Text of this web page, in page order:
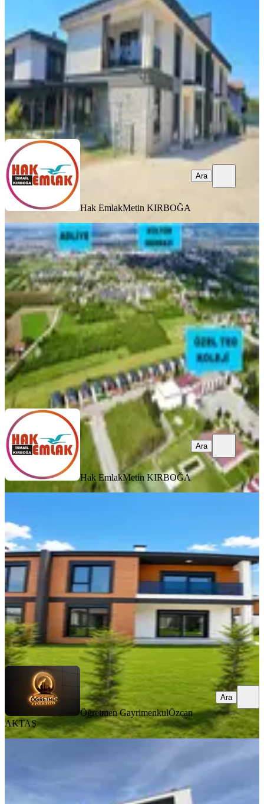
Düzce, Merkez
4+1·180 m² 29.06.2026
49.500 ₺
Hak Emlak Metin KIRBOĞA
Ara
Hak EmlakMetin KIRBOĞA
Ara
SIFIR BİNA
Hak Emlak'tan 429m² Arsa Üzerinde
Tam Müstakil 4+1 Lüks Villa
Düzce, Merkez
4+1·240 m²·29.06.2026
85.000 ₺
Hak EmlakMetin KIRBOĞA
Ara
Hak EmlakMetin KIRBOĞA
Ara
4+1·220 m²·23.06.2026
Öğretmen GayrimenkulÖzcan AKTAŞ
Ara
Öğretmen GayrimenkulÖzcan
AKTAŞ
Ara
Byk' Dan! Emsalsiz! Havuzlu! Kiralık